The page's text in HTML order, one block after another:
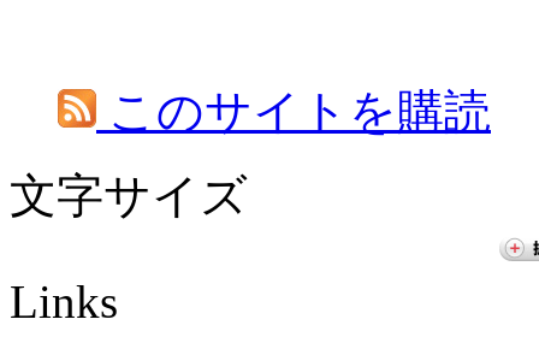
このサイトを購読
文字サイズ
Links